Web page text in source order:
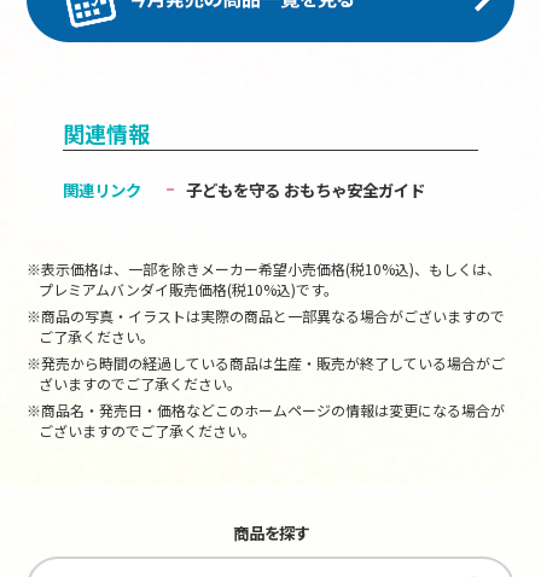
関連情報
関連リンク 子どもを守る おもちゃ安全ガイド
※表示価格は、一部を除きメーカー希望小売価格(税10%込)、もしくは、
プレミアムバンダイ販売価格(税10%込)です。
※商品の写真・イラストは実際の商品と一部異なる場合がございますので
ご了承ください。
※発売から時間の経過している商品は生産・販売が終了している場合がご
ざいますのでご了承ください。
※商品名・発売日・価格などこのホームページの情報は変更になる場合が
ございますのでご了承ください。
商品を探す